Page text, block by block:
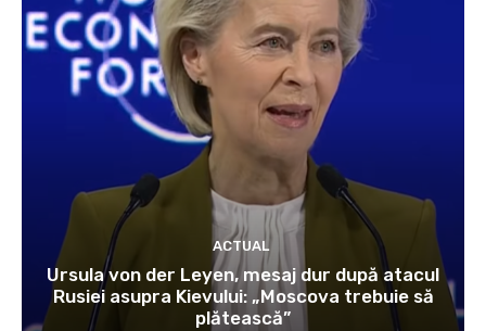
ACTUAL
Ursula von der Leyen, mesaj dur după atacul
Rusiei asupra Kievului: „Moscova trebuie să
plătească”